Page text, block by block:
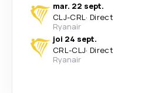
mar. 22 sept.
CLJ-CRL· Direct
Ryanair
joi 24 sept.
CRL-CLJ· Direct
Ryanair